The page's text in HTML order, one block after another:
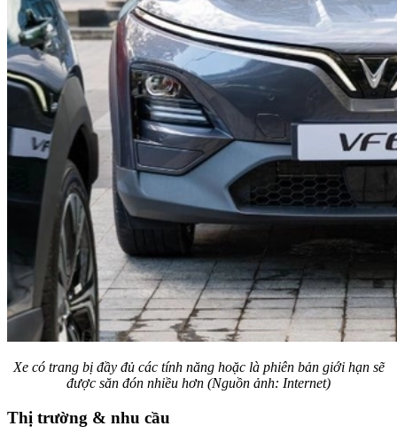
Xe có trang bị đầy đủ các tính năng hoặc là phiên bản giới hạn sẽ
được săn đón nhiều hơn (Nguồn ảnh: Internet)
Thị trường & nhu cầu